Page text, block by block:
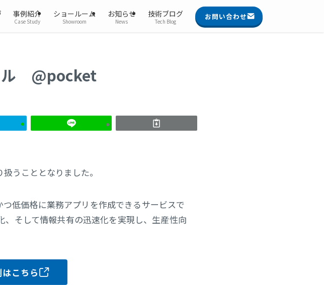
事例紹介
Case Study
ショールーム
Showroom
お知らせ
News
技術ブログ
Tech Blog
お問い合わせ
ル @pocket
扱うこととなりました。
低価格に業務アプリを作成できるサービスで
そして情報共有の迅速化を実現し、生産性向
こちら